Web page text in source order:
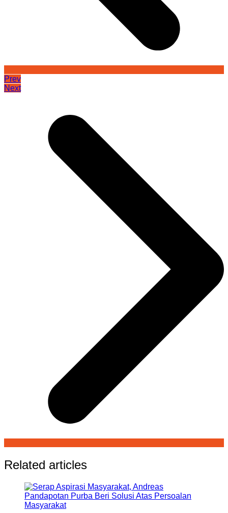
Prev
Next
Related articles